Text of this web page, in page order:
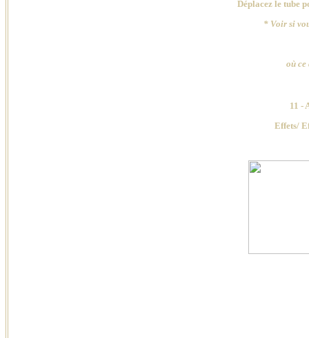
Déplacez le tube
* Voir si
où ce
11 -
Effets/